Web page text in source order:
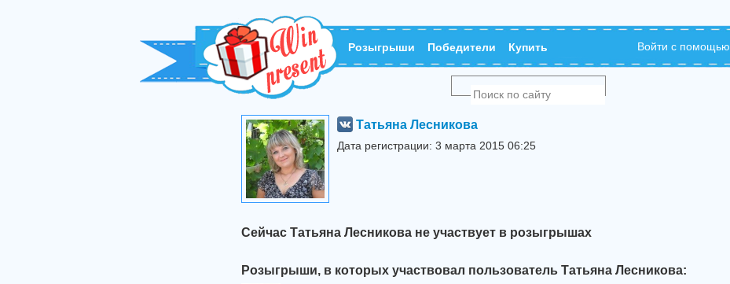
Розыгрыши Победители Купить Войти с помощью
Татьяна Лесникова
Дата регистрации: 3 марта 2015 06:25
Сейчас Татьяна Лесникова не участвует в розыгрышах
Розыгрыши, в которых участвовал пользователь Татьяна Лесникова: